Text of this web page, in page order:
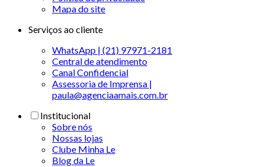
Mapa do site
Serviços ao cliente
WhatsApp | (21) 97971-2181
Central de atendimento
Canal Confidencial
Assessoria de Imprensa |
paula@agenciaamais.com.br
Institucional
Sobre nós
Nossas lojas
Clube Minha Le
Blog da Le